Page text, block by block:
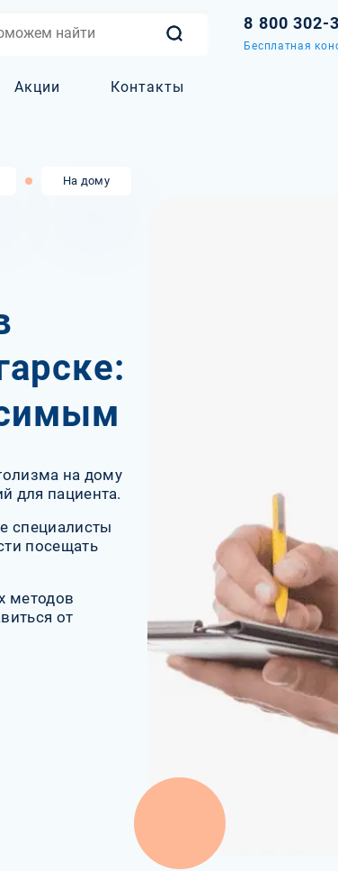
8 800 302-
Бесплатная
Акции Контакты
На дому
на дому
для пациента.
специалисты
посещать
методов
от